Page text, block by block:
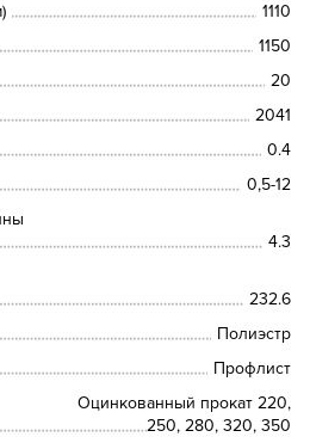
1110
1150
20
2041
0.4
0,5-12
4.3
232.6
Полиэстр
Профлист
Оцинкованный прокат 220,
250, 280, 320, 350